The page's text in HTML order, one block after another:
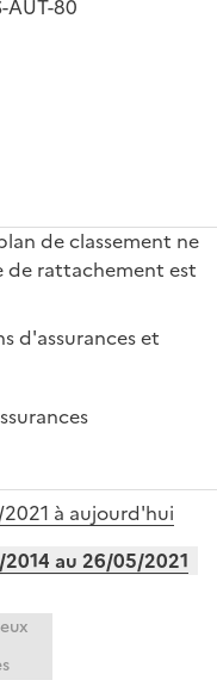
AUT-80
pdf
de classement ne
de rattachement est
d'assurances et
à aujourd'hui
au 26/05/2021